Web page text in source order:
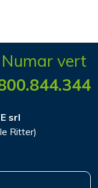
Numar vert
srl
Ritter)